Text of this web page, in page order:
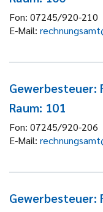
Fon: 07245/920-210
E-Mail:
Gewerbesteuer:
Raum: 101
Fon: 07245/920-206
E-Mail:
Gewerbesteuer: